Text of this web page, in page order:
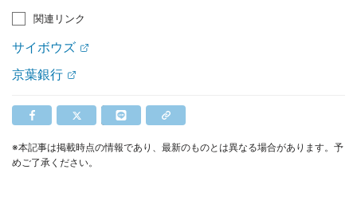
関連リンク
サイボウズ
京葉銀行
※本記事は掲載時点の情報であり、最新のものとは異なる場合があります。予
めご了承ください。